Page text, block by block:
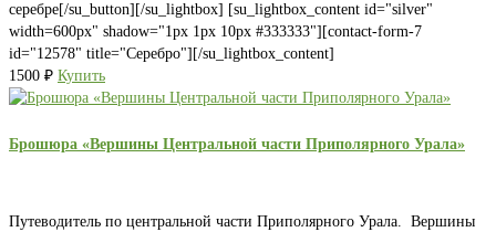
серебре[/su_button][/su_lightbox] [su_lightbox_content id="silver"
width=600px" shadow="1px 1px 10px #333333"][contact-form-7
id="12578" title="Серебро"][/su_lightbox_content]
1500 ₽ Купить
Брошюра «Вершины Центральной части Приполярного Урала»
Путеводитель по центральной части Приполярного Урала. Вершины